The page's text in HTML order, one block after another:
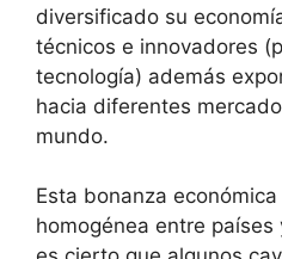
diversificado su
técnicos e innovadores
tecnología) además
hacia diferentes
mundo.
Esta bonanza
homogénea entre